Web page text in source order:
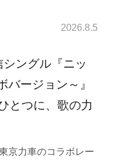
2026.8.5
ングル『ニッ
バージョン～』
とつに、歌の力
京力車のコラボレー